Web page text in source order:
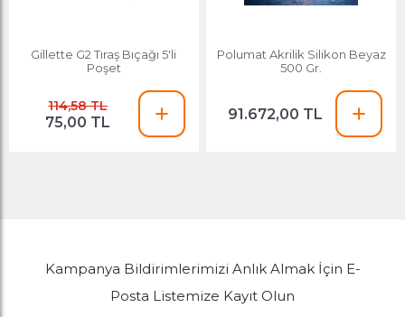
Gillette G2 Tıraş Bıçağı 5'li
Poşet
114,58 TL
75,00 TL
Polumat Akrilik Silikon Beyaz
500 Gr.
91.672,00 TL
Kampanya Bildirimlerimizi Anlık Almak İçin E-
Posta Listemize Kayıt Olun